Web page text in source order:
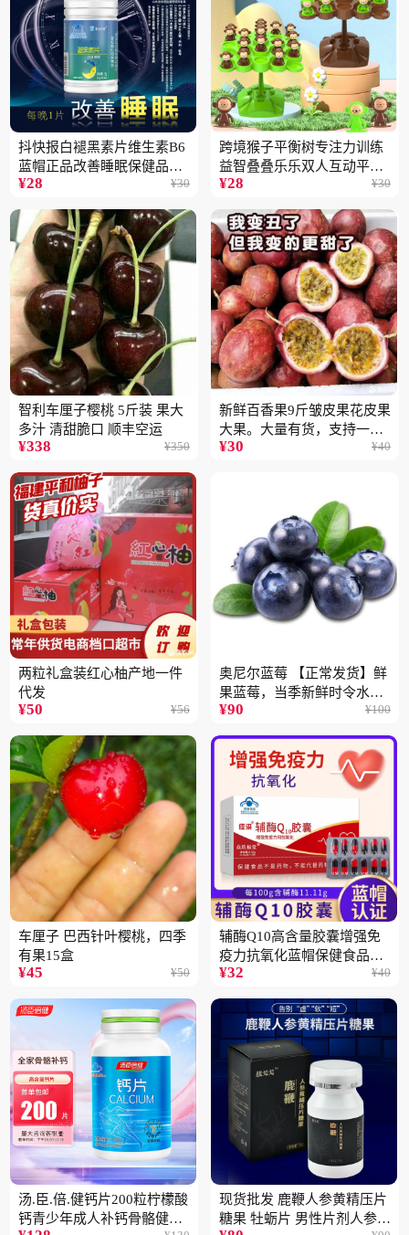
抖快报白褪黑素片维生素B6
蓝帽正品改善睡眠保健品现
货批发代发2瓶
¥28 ¥30
跨境猴子平衡树专注力训练
益智叠叠乐乐双人互动平衡
儿童玩具批发
¥28 ¥30
智利车厘子樱桃 5斤装 果大
多汁 清甜脆口 顺丰空运
¥338 ¥350
新鲜百香果9斤皱皮果花皮果
大果。大量有货，支持一件
代
¥30 ¥40
两粒礼盒装红心柚产地一件
代发
¥50 ¥56
奥尼尔蓝莓 【正常发货】鲜
果蓝莓，当季新鲜时令水果
顺丰包邮
¥90 ¥100
车厘子 巴西针叶樱桃，四季
有果15盒
¥45 ¥50
辅酶Q10高含量胶囊增强免
疫力抗氧化蓝帽保健食品批
发一件代发2盒
¥32 ¥40
汤.臣.倍.健钙片200粒柠檬酸
钙青少年成人补钙骨骼健康
现货批发 鹿鞭人参黄精压片
糖果 牡蛎片 男性片剂人参黄